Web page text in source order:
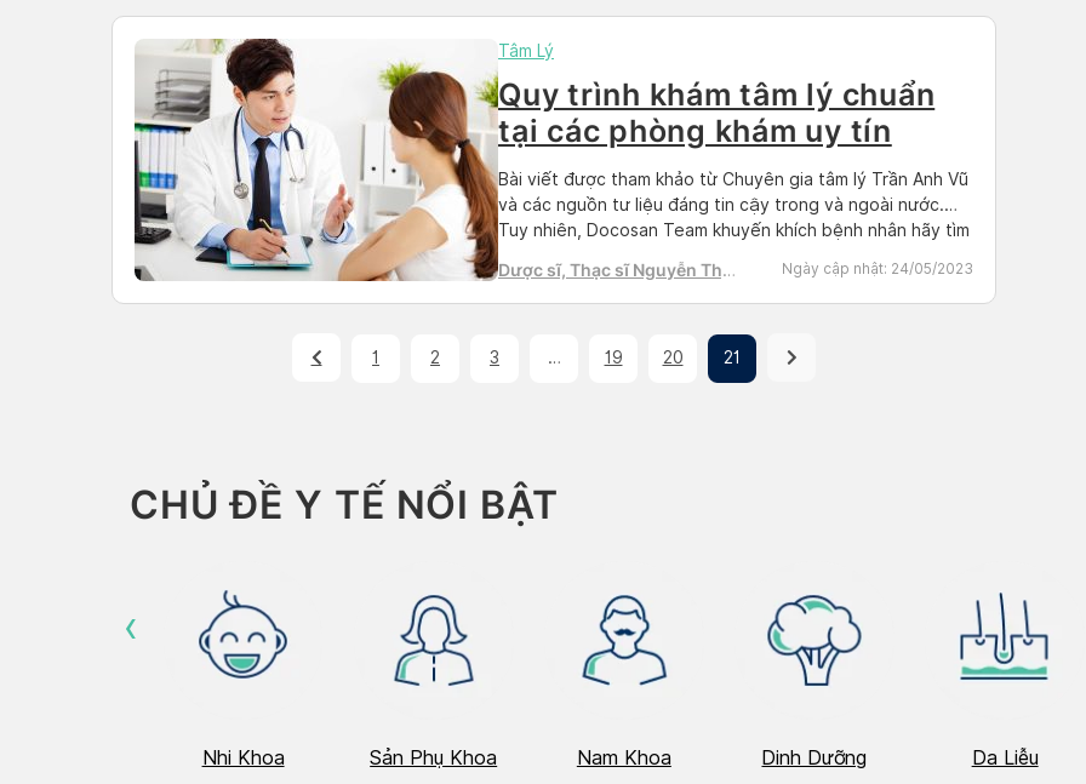
Tâm Lý
Quy trình khám tâm lý chuẩn
tại các phòng khám uy tín
Bài viết được tham khảo từ Chuyên gia tâm lý Trần Anh Vũ
và các nguồn tư liệu đáng tin cậy trong và ngoài nước.
Tuy nhiên, Docosan Team khuyến khích bệnh nhân hãy tìm
trên Doctor có sẵn. Mặc dù quá trình […]
Dược sĩ, Thạc sĩ Nguyễn Thị
Ngày cập nhật: 24/05/2023
1 2 3 … 19 20 21
CHỦ ĐỀ Y TẾ NỔI BẬT
Nhi Khoa Sản Phụ Khoa Nam Khoa Dinh Dưỡng Da Liễu
‹